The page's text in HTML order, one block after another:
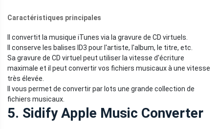
Caractéristiques principales
Il convertit la musique iTunes via la gravure de CD virtuels.
Il conserve les balises ID3 pour l'artiste, l'album, le titre, etc.
Sa gravure de CD virtuel peut utiliser la vitesse d'écriture
maximale et il peut convertir vos fichiers musicaux à une vitesse
très élevée.
Il vous permet de convertir par lots une grande collection de
fichiers musicaux.
5. Sidify Apple Music Converter